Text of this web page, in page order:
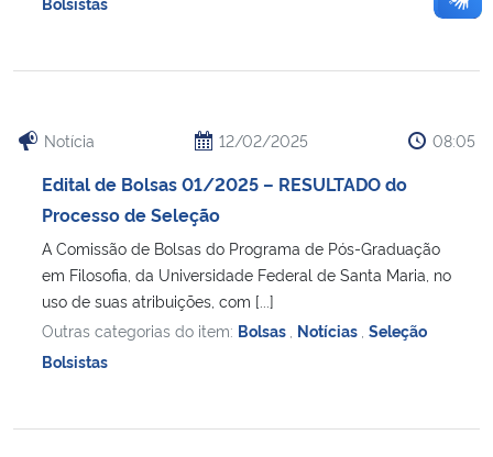
Notícia 12/02/2025 08:05
Edital de Bolsas 01/2025 – RESULTADO do
Processo de Seleção
A Comissão de Bolsas do Programa de Pós-Graduação
em Filosofia, da Universidade Federal de Santa Maria, no
uso de suas atribuições, com [...]
Outras categorias do item: Bolsas Notícias Seleção
Bolsistas